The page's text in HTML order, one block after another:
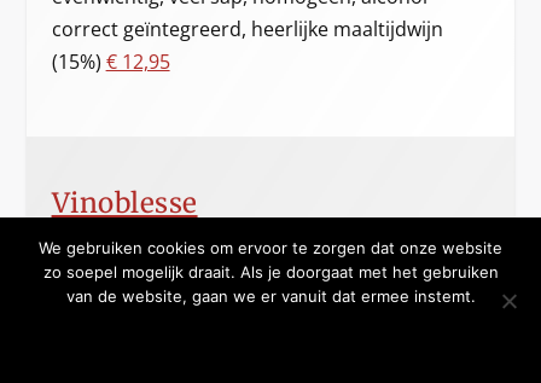
correct geïntegreerd, heerlijke maaltijdwijn
(15%) € 12,95
Vinoblesse
We gebruiken cookies om ervoor te zorgen dat onze website
zo soepel mogelijk draait. Als je doorgaat met het gebruiken
van de website, gaan we er vanuit dat ermee instemt.